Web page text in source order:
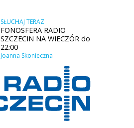
SŁUCHAJ TERAZ
FONOSFERA RADIO
SZCZECIN NA WIECZÓR do
22:00
Joanna Skonieczna